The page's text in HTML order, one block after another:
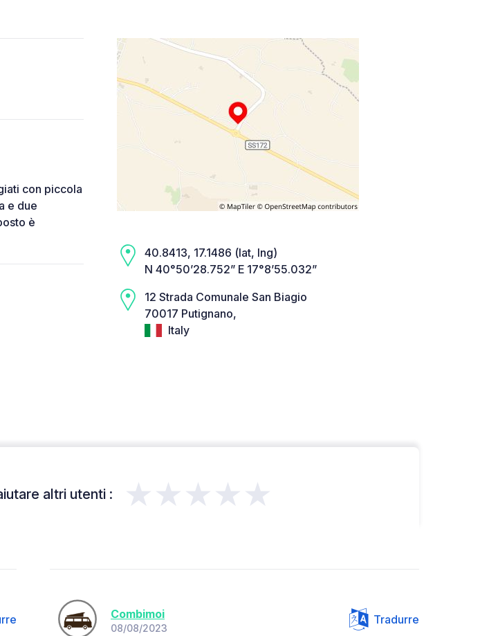
con piccola
e due
è
40.8413, 17.1486 (lat, lng)
N 40°50’28.752” E 17°8’55.032”
12 Strada Comunale San Biagio
70017 Putignano,
Italy
altri utenti : ★★★★★
Combimoi
08/08/2023
Tradurre